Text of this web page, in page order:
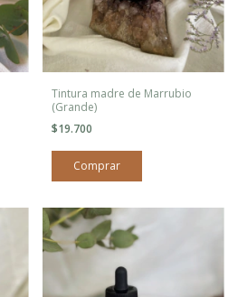
Tintura madre de Marrubio
(Grande)
$19.700